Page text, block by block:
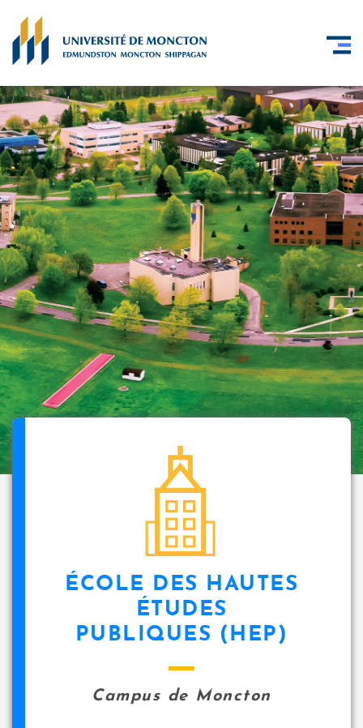
ÉCOLE DES HAUTES
ÉTUDES
PUBLIQUES (HEP)
Campus de Moncton